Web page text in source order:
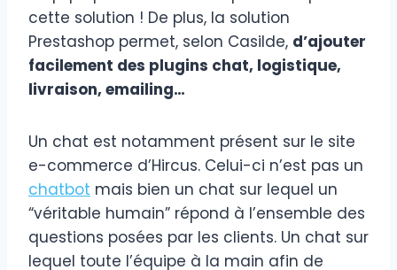
cette solution ! De plus, la solution
Prestashop permet, selon Casilde, d’ajouter
facilement des plugins chat, logistique,
livraison, emailing…
Un chat est notamment présent sur le site
e-commerce d’Hircus. Celui-ci n’est pas un
chatbot mais bien un chat sur lequel un
“véritable humain” répond à l’ensemble des
questions posées par les clients. Un chat sur
lequel toute l’équipe à la main afin de